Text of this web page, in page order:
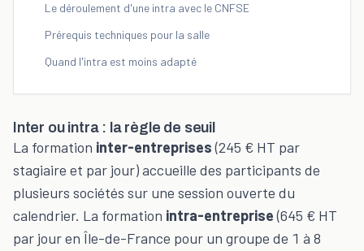
Le déroulement d'une intra avec le CNFSE
Prérequis techniques pour la salle
Quand l'intra est moins adapté
Inter ou intra : la règle de seuil
La formation inter-entreprises(245 € HT par
stagiaire et par jour) accueille des participants de
plusieurs sociétés sur une session ouverte du
calendrier. La formation intra-entreprise(645 € HT
par jour en Île-de-France pour un groupe de 1 à 8